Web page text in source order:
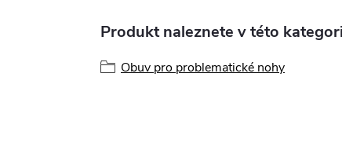
Produkt naleznete v této
Obuv pro problematické nohy